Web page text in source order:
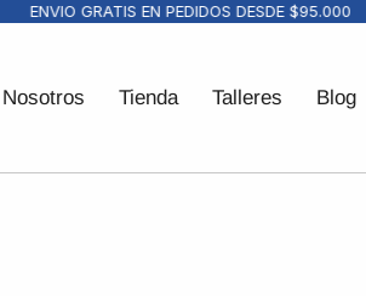
ENVIO GRATIS EN PEDIDOS DESDE $95.000
Nosotros Tienda Talleres Blog